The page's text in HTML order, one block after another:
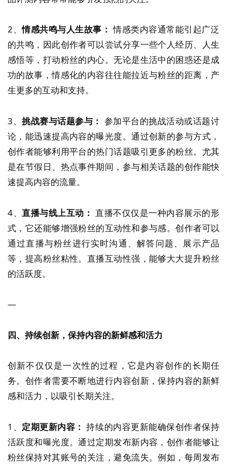
2、情感共鸣与人生故事： 情感类内容通常能引起广泛
的共鸣，因此创作者可以尝试分享一些个人经历、人生
感悟等，打动粉丝的内心。无论是生活中的困惑还是成
功的故事，情感化的内容往往能拉近与粉丝的距离，产
生更多的互动和支持。
3、挑战赛与话题参与： 参加平台的挑战活动或话题讨
论，能迅速提高内容的曝光度。通过创新的参与方式，
创作者能够利用平台的热门话题吸引更多的粉丝。尤其
是在节假日、热点事件期间，参与相关话题的创作能快
速提高内容的流量。
4、直播与线上互动： 直播不仅仅是一种内容展示的形
式，它还能够增强粉丝的互动性和参与感。创作者可以
通过直播与粉丝进行实时沟通、解答问题、展示产品
等，提高粉丝粘性。直播互动性强，能够大大提升粉丝
的活跃度。
—
四、持续创新，保持内容的新鲜感和活力
创新不仅仅是一次性的过程，它是内容创作的长期任
务。创作者需要不断地进行内容创新，保持内容的新鲜
感和活力，以吸引长期关注。
1、 定期更新内容： 持续的内容更新能确保创作者保持
活跃度和曝光度。通过定期发布新内容，创作者能够让
粉丝保持对其账号的关注，避免流失。例如，每周发布